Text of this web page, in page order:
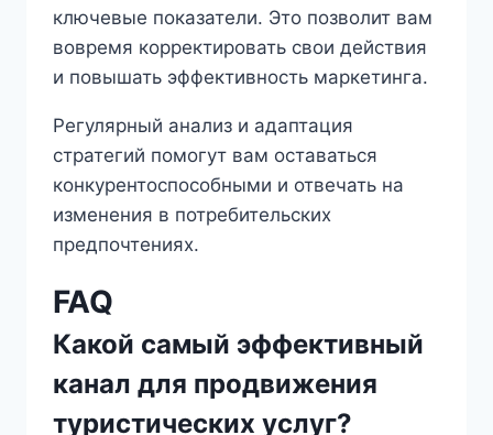
ключевые показатели. Это позволит вам
вовремя корректировать свои действия
и повышать эффективность маркетинга.
Регулярный анализ и адаптация
стратегий помогут вам оставаться
конкурентоспособными и отвечать на
изменения в потребительских
предпочтениях.
FAQ
Какой самый эффективный
канал для продвижения
туристических услуг?